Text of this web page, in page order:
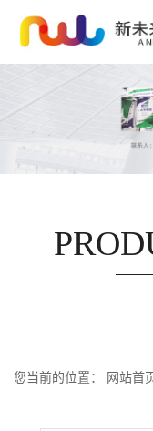
您当前的位置： 网站首